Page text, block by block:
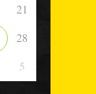
21
28
5